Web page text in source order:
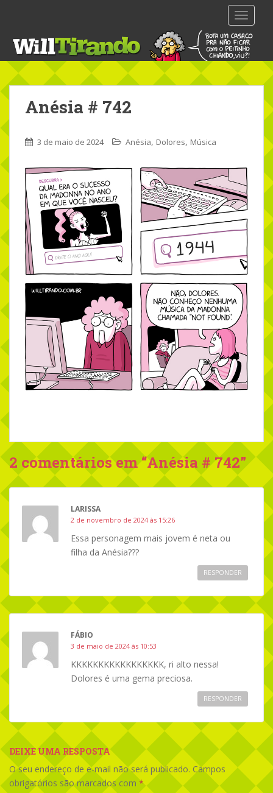
t
m
n
o
e
Anésia # 742
3 de maio de 2024 Anésia, Dolores, Música
2 comentários em “Anésia # 742”
LARISSA
2 de novembro de 2024 às 15:26
Essa personagem mais jovem é neta ou
filha da Anésia???
RESPONDER
FÁBIO
3 de maio de 2024 às 10:53
KKKKKKKKKKKKKKKKK, ri alto nessa!
Dolores é uma gema preciosa.
RESPONDER
DEIXE UMA RESPOSTA
O seu endereço de e-mail não será publicado. Campos
obrigatórios são marcados com *